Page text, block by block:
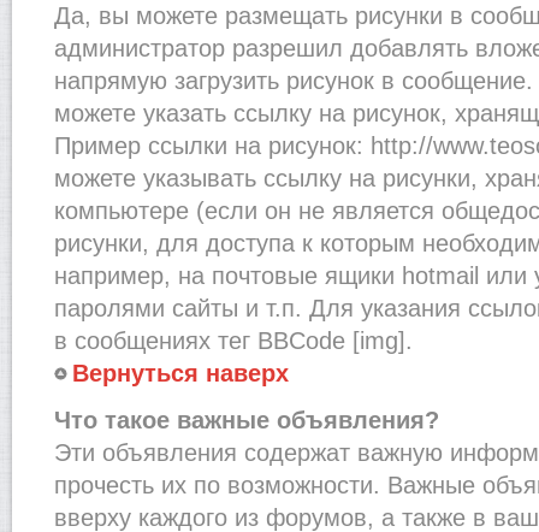
Да, вы можете размещать рисунки в
администратор разрешил добавлять
напрямую загрузить рисунок в
можете указать ссылку на рисунок,
Пример ссылки на рисунок: http://
можете указывать ссылку на рисунки,
компьютере (если он не является
рисунки, для доступа к которым
например, на почтовые ящики hotmail
паролями сайты и т.п. Для указания
в сообщениях тег BBCode [img].
Вернуться наверх
Что такое важные объявления?
Эти объявления содержат важную
прочесть их по возможности. Важные
вверху каждого из форумов, а также в